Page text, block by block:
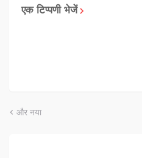
एक टिप्पणी भेजें
और नया